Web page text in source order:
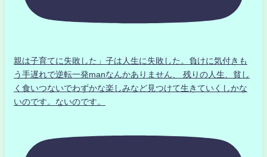
親は子育てに失敗した」子は人生に失敗した。負けに気付きも
う手遅れで逆転一発manなんかありません、 残りの人生、貧し
く食いつないでわずかな楽しみなど見つけて生きていくしかな
いのです。ないのです。